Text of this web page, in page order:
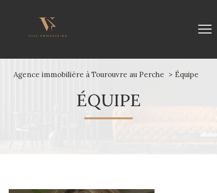
Agence immobilière à Tourouvre au Perche Équipe
ÉQUIPE